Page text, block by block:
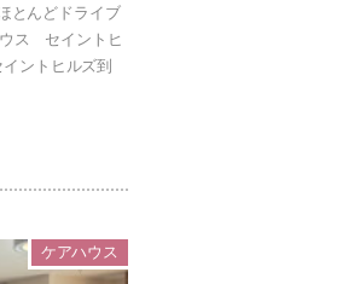
とんどドライブ
ウス セイントヒ
ントヒルズ到
ケアハウス